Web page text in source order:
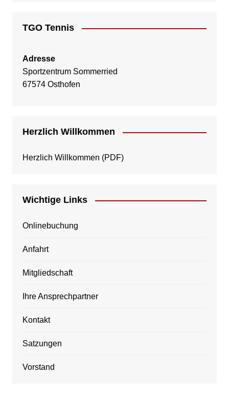
TGO Tennis
Adresse
Sportzentrum Sommerried
67574 Osthofen
Herzlich Willkommen
Herzlich Willkommen (PDF)
Wichtige Links
Onlinebuchung
Anfahrt
Mitgliedschaft
Ihre Ansprechpartner
Kontakt
Satzungen
Vorstand